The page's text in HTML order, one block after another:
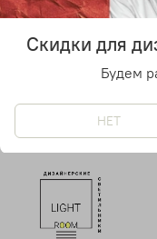
32 900 руб
Скидки для
Будем
НЕТ